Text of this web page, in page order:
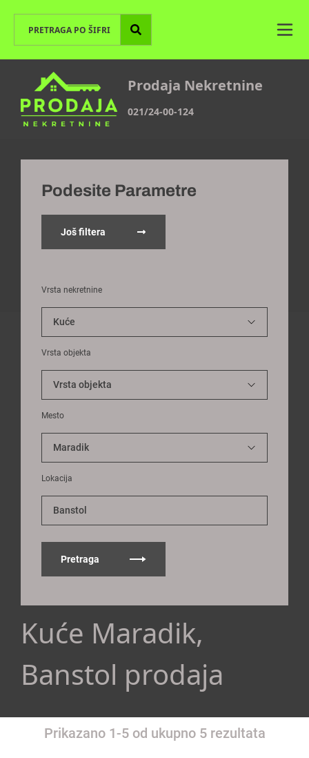
Prodaja Nekretnine
021/24-00-124
Podesite Parametre
Još filtera
Vrsta nekretnine
Vrsta objekta
Mesto
Lokacija
Banstol
Pretraga
Kuće Maradik,
Banstol prodaja
Prikazano 1-5 od ukupno 5 rezultata